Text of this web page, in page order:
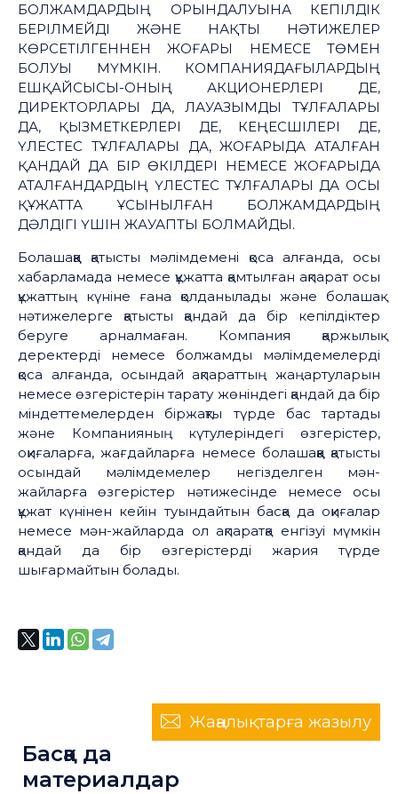
БОЛЖАМДАРДЫҢ ОРЫНДАЛУЫНА КЕПІЛДІК
БЕРІЛМЕЙДІ ЖӘНЕ НАҚТЫ НӘТИЖЕЛЕР
КӨРСЕТІЛГЕННЕН ЖОҒАРЫ НЕМЕСЕ ТӨМЕН
БОЛУЫ МҮМКІН. КОМПАНИЯДАҒЫЛАРДЫҢ
ЕШҚАЙСЫСЫ-ОНЫҢ АКЦИОНЕРЛЕРІ ДЕ,
ДИРЕКТОРЛАРЫ ДА, ЛАУАЗЫМДЫ ТҰЛҒАЛАРЫ
ДА, ҚЫЗМЕТКЕРЛЕРІ ДЕ, КЕҢЕСШІЛЕРІ ДЕ,
ҮЛЕСТЕС ТҰЛҒАЛАРЫ ДА, ЖОҒАРЫДА АТАЛҒАН
ҚАНДАЙ ДА БІР ӨКІЛДЕРІ НЕМЕСЕ ЖОҒАРЫДА
АТАЛҒАНДАРДЫҢ ҮЛЕСТЕС ТҰЛҒАЛАРЫ ДА ОСЫ
ҚҰЖАТТА ҰСЫНЫЛҒАН БОЛЖАМДАРДЫҢ
ДӘЛДІГІ ҮШІН ЖАУАПТЫ БОЛМАЙДЫ.
Болашаққа қатысты мәлімдемені қоса алғанда, осы
хабарламада немесе құжатта қамтылған ақпарат осы
құжаттың күніне ғана қолданылады және болашақ
нәтижелерге қатысты қандай да бір кепілдіктер
беруге арналмаған. Компания қаржылық
деректерді немесе болжамды мәлімдемелерді
қоса алғанда, осындай ақпараттың жаңартуларын
немесе өзгерістерін тарату жөніндегі қандай да бір
міндеттемелерден біржақты түрде бас тартады
және Компанияның күтулеріндегі өзгерістер,
оқиғаларға, жағдайларға немесе болашаққа қатысты
осындай мәлімдемелер негізделген мән-
жайларға өзгерістер нәтижесінде немесе осы
құжат күнінен кейін туындайтын басқа да оқиғалар
немесе мән-жайларда ол ақпаратқа енгізуі мүмкін
қандай да бір өзгерістерді жария түрде
шығармайтын болады.
Жаңалықтарға жазылу
Басқа да
материалдар